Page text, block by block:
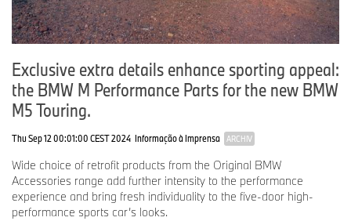
Exclusive extra details enhance sporting appeal:
the BMW M Performance Parts for the new BMW
M5 Touring.
Thu Sep 12 00:01:00 CEST 2024 Informação à Imprensa ARCHIV
Wide choice of retrofit products from the Original BMW
Accessories range add further intensity to the performance
experience and bring fresh individuality to the five-door high-
performance sports car’s looks.